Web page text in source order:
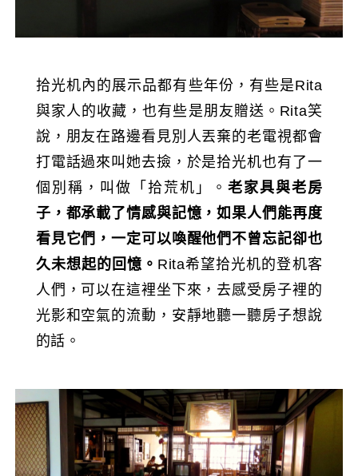
拾光机內的展示品都有些年份，有些是Rita
與家人的收藏，也有些是朋友贈送。Rita笑
說，朋友在路邊看見別人丟棄的老電視都會
打電話過來叫她去撿，於是拾光机也有了一
個別稱，叫做「拾荒机」。 老家具與老房
子，都承載了情感與記憶，如果人們能再度
看見它們，一定可以喚醒他們不曾忘記卻也
久未想起的回憶。 Rita希望拾光机的登机客
人們，可以在這裡坐下來，去感受房子裡的
光影和空氣的流動，安靜地聽一聽房子想說
的話。